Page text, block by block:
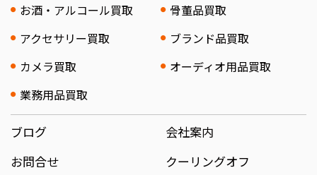
お酒・アルコール買取
骨董品買取
アクセサリー買取
ブランド品買取
カメラ買取
オーディオ用品買取
業務用品買取
ブログ
会社案内
お問合せ
クーリングオフ